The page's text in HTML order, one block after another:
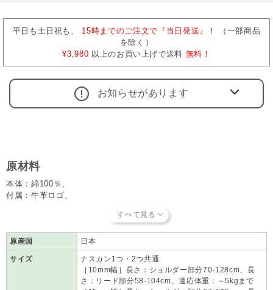
平日も土日祝も、 15時までのご注文で『当日発送』！
（一部商品
を除く）
¥3,980 以上のお買い上げで送料 無料！
お知らせがあります
原材料
本体：綿100％、
付属：牛革ロゴ、
原産国 日本
サイズ
ナスカン1つ・2つ共通
［10mm幅］長さ：ショルダー部分70-128cm、長
さ：リード部分58-104cm、適応体重：～5kgまで